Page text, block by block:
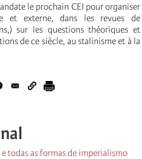
le prochain CEI pour organiser
et externe, dans les revues de
sur les questions théoriques et
de ce siècle, au stalinisme et à la
todas as formas de imperialismo